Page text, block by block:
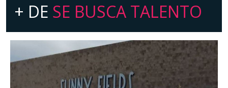
+ DE SE BUSCA TALENTO